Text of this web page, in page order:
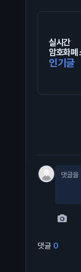
실시간
암호화폐
인기글
댓글 0